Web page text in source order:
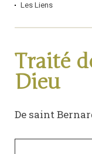
Les Liens
Traité
Dieu
De saint